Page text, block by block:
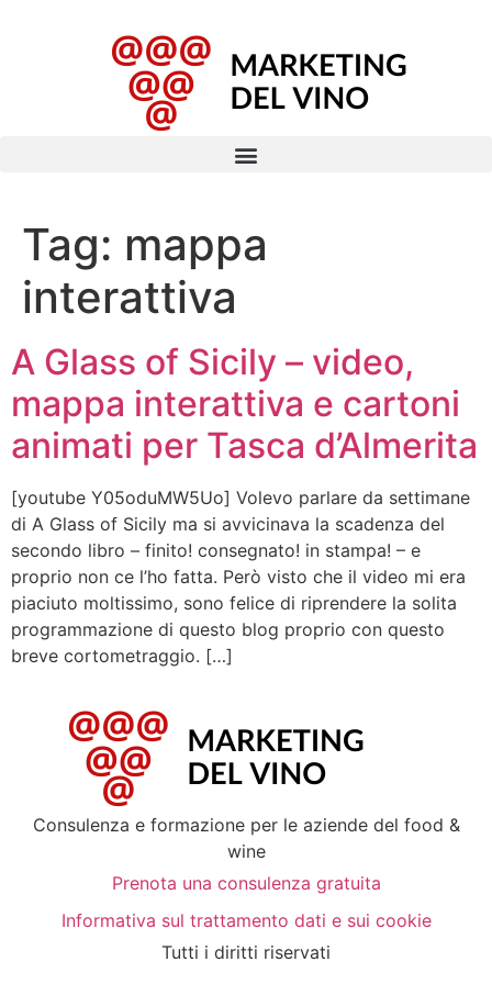
Tag: mappa
interattiva
A Glass of Sicily – video,
mappa interattiva e cartoni
animati per Tasca d’Almerita
[youtube Y05oduMW5Uo] Volevo parlare da settimane
di A Glass of Sicily ma si avvicinava la scadenza del
secondo libro – finito! consegnato! in stampa! – e
proprio non ce l’ho fatta. Però visto che il video mi era
piaciuto moltissimo, sono felice di riprendere la solita
programmazione di questo blog proprio con questo
breve cortometraggio. […]
Consulenza e formazione per le aziende del food &
wine
Prenota una consulenza gratuita
Informativa sul trattamento dati e sui cookie
Tutti i diritti riservati